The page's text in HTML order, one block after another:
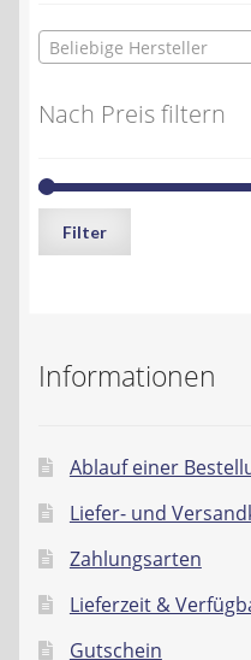
Beliebige Hersteller
Nach Preis filtern
Filter
Informationen
Ablauf einer
Liefer- und
Zahlungsarten
Lieferzeit &
Gutschein